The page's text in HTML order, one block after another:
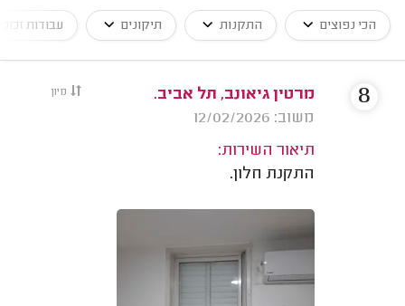
הכי נפוצים התקנות תיקונים עבודות
מיון
מרטין גיאונב, תל אביב.
משוב: 12/02/2026
תיאור השירות:
התקנת חלון.
8